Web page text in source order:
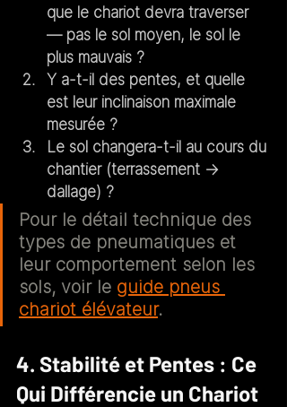
que le chariot devra traverser
— pas le sol moyen, le sol le
plus mauvais ?
Y a-t-il des pentes, et quelle
est leur inclinaison maximale
mesurée ?
Le sol changera-t-il au cours du
chantier (terrassement →
dallage) ?
Pour le détail technique des
types de pneumatiques et
leur comportement selon les
sols, voir le guide pneus
chariot élévateur.
4. Stabilité et Pentes : Ce
Qui Différencie un Chariot